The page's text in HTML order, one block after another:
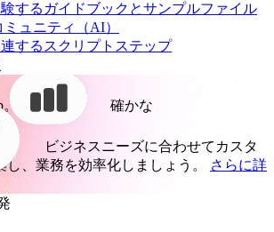
するガイドブックとサンプルファイル
ミュニティ（AI）
するスクリプトステップ
確かな
ビジネスニーズに合わせてカスタ
し、業務を効率化しましょう。
さらに詳